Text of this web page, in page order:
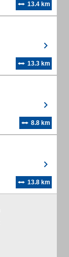
13.4 km
13.3 km
8.8 km
13.8 km